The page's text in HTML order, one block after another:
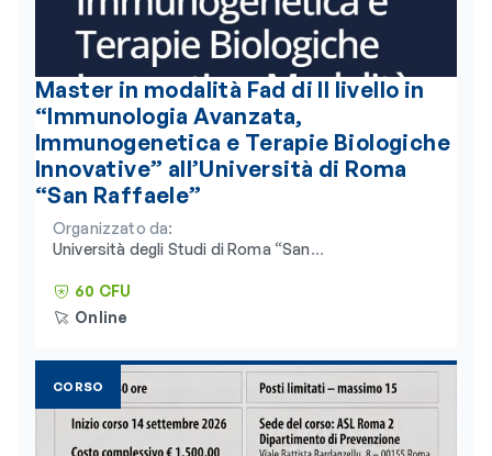
Master in modalità Fad di II livello in
“Immunologia Avanzata,
Immunogenetica e Terapie Biologiche
Innovative” all’Università di Roma
“San Raffaele”
Organizzato da:
Università degli Studi di Roma “San
Humanitas
60 CFU
Online
CORSO